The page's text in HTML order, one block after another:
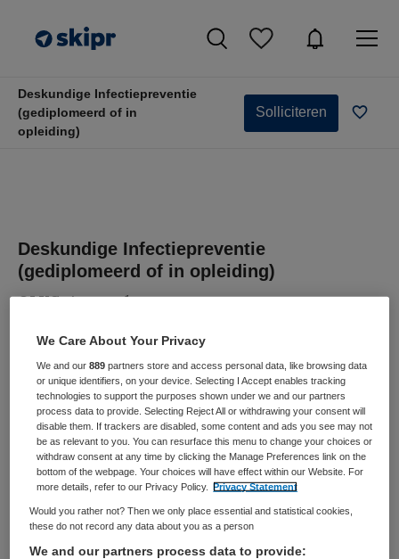
Deskundige Infectiepreventie
(gediplomeerd of in
opleiding)
Solliciteren
Deskundige Infectiepreventie
(gediplomeerd of in opleiding)
OLVG, Amsterdam
VAKGEBIED
Zorgmanagement
FUNCTIE
Deskundige Infectiepreventie
BRANCHE
Ziekenhuis
AANSTELLING
Vaste aanstelling
PLAATSINGSDATUM
We Care About Your Privacy
We and our889 partners store and access personal data, like browsing data
or unique identifiers, on your device. Selecting I Accept enables tracking
technologies to support the purposes shown under we and our partners
process data to provide. Selecting Reject All or withdrawing your consent will
disable them. If trackers are disabled, some content and ads you see may not
be as relevant to you. You can resurface this menu to change your choices or
withdraw consent at any time by clicking the Manage Preferences link on the
bottom of the webpage. Your choices will have effect within our Website. For
more details, refer to our Privacy Policy.
Privacy Statement
Would you rather not? Then we only place essential and statistical cookies,
these do not record any data about you as a person
We and our partners process data to provide: